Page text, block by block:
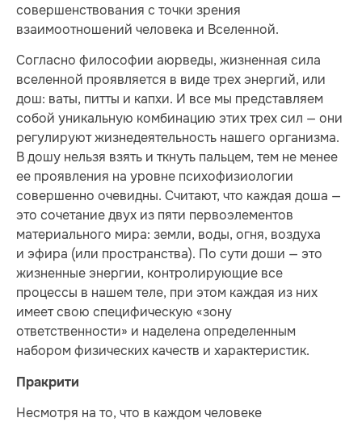
совершенствования с точки зрения
взаимоотношений человека и Вселенной.
Согласно философии аюрведы, жизненная сила
вселенной проявляется в виде трех энергий, или
дош: ваты, питты и капхи. И все мы представляем
собой уникальную комбинацию этих трех сил — они
регулируют жизнедеятельность нашего организма.
В дошу нельзя взять и ткнуть пальцем, тем не менее
ее проявления на уровне психофизиологии
совершенно очевидны. Считают, что каждая доша —
это сочетание двух из пяти первоэлементов
материального мира: земли, воды, огня, воздуха
и эфира (или пространства). По сути доши — это
жизненные энергии, контролирующие все
процессы в нашем теле, при этом каждая из них
имеет свою специфическую «зону
ответственности» и наделена определенным
набором физических качеств и характеристик.
Пракрити
Несмотря на то, что в каждом человеке